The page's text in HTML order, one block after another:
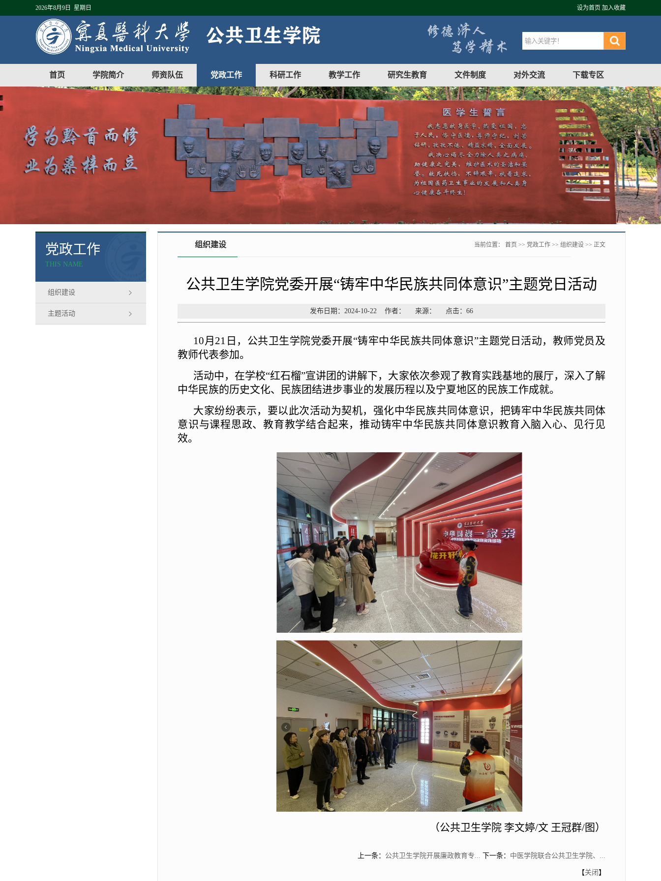
2026年8月9日 星期日 设为首页 加入收藏
首页 学院简介 师资队伍 党政工作 科研工作 教学工作 研究生教育 文件制度 对外交流 下载专区
党政工作
THIS NAME
组织建设
主题活动
组织建设 当前位置： 首页 >> 党政工作 >> 组织建设 >> 正文
公共卫生学院党委开展“铸牢中华民族共同体意识”主题党日活动
发布日期：2024-10-22 作者： 来源： 点击： 66
10月21日，公共卫生学院党委开展“铸牢中华民族共同体意识”主题党日活动，教师党员及
教师代表参加。
活动中，在学校“红石榴”宣讲团的讲解下，大家依次参观了教育实践基地的展厅，深入了解
中华民族的历史文化、民族团结进步事业的发展历程以及宁夏地区的民族工作成就。
大家纷纷表示，要以此次活动为契机，强化中华民族共同体意识，把铸牢中华民族共同体
意识与课程思政、教育教学结合起来，推动铸牢中华民族共同体意识教育入脑入心、见行见
效。
（公共卫生学院 李文婷/文 王冠群/图）
上一条： 公共卫生学院开展廉政教育专... 下一条： 中医学院联合公共卫生学院、...
【关闭 】